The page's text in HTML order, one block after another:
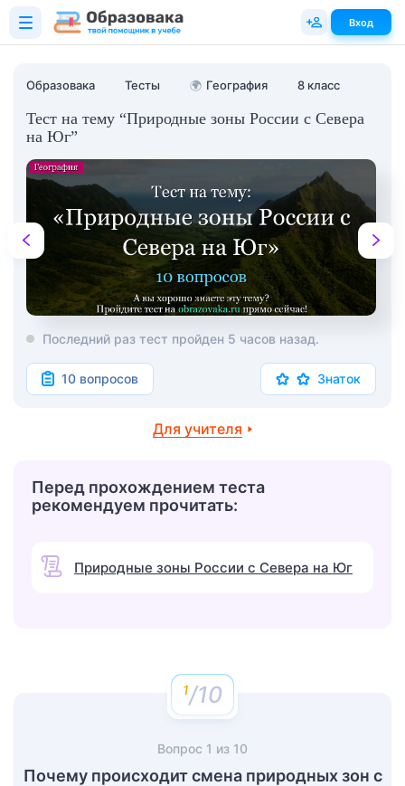
Образовака Тесты 🌍 География 8 класс
Тест на тему “Природные зоны России с Севера
на Юг”
Последний раз тест пройден 5 часов назад.
10 вопросов Знаток
Для учителя
Перед прохождением теста
рекомендуем прочитать:
Природные зоны России с Севера на Юг
/10
Вопрос 1 из 10
Почему происходит смена природных зон с
Вход